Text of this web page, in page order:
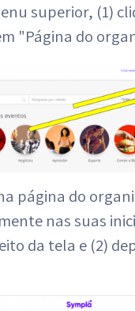
superior, (1)
"Página do
página do
nas suas
da tela e (2)